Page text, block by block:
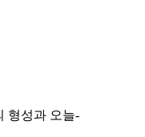
형성과 오늘-